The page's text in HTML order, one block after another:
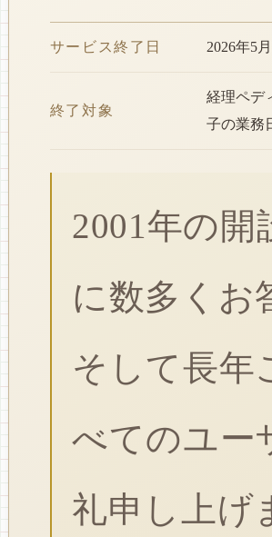
サービス終了日 2026年5
終了対象
経理ペデ
子の業務
2001年の
に数多くお
そして長年
べてのユー
礼申し上げ